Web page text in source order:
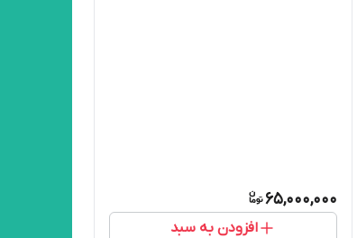
65,000,000
افزودن به سبد